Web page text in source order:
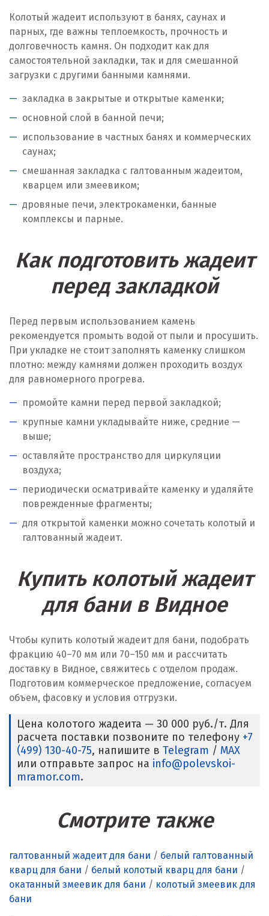
Колотый жадеит используют в банях, саунах и
парных, где важны теплоемкость, прочность и
долговечность камня. Он подходит как для
самостоятельной закладки, так и для смешанной
загрузки с другими банными камнями.
закладка в закрытые и открытые каменки;
основной слой в банной печи;
использование в частных банях и коммерческих
саунах;
смешанная закладка с галтованным жадеитом,
кварцем или змеевиком;
дровяные печи, электрокаменки, банные
комплексы и парные.
Как подготовить жадеит
перед закладкой
Перед первым использованием камень
рекомендуется промыть водой от пыли и просушить.
При укладке не стоит заполнять каменку слишком
плотно: между камнями должен проходить воздух
для равномерного прогрева.
промойте камни перед первой закладкой;
крупные камни укладывайте ниже, средние —
выше;
оставляйте пространство для циркуляции
воздуха;
периодически осматривайте каменку и удаляйте
поврежденные фрагменты;
для открытой каменки можно сочетать колотый и
галтованный жадеит.
Купить колотый жадеит
для бани в Видное
Чтобы купить колотый жадеит для бани, подобрать
фракцию 40–70 мм или 70–150 мм и рассчитать
доставку в Видное, свяжитесь с отделом продаж.
Подготовим коммерческое предложение, согласуем
объем, фасовку и условия отгрузки.
Цена колотого жадеита — 30 000 руб./т. Для
расчета поставки позвоните по телефону +7
(499) 130-40-75, напишите в Telegram / MAX
или отправьте запрос на info@polevskoi-
mramor.com.
Смотрите также
галтованный жадеит для бани / белый галтованный
кварц для бани / белый колотый кварц для бани /
окатанный змеевик для бани / колотый змеевик для
бани